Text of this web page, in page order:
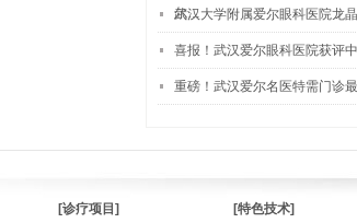
尔…
武汉大学附属爱尔眼科医院龙
喜报！武汉爱尔眼科医院获评
重磅！武汉爱尔名医特需门诊
[诊疗项目]
[特色技术]